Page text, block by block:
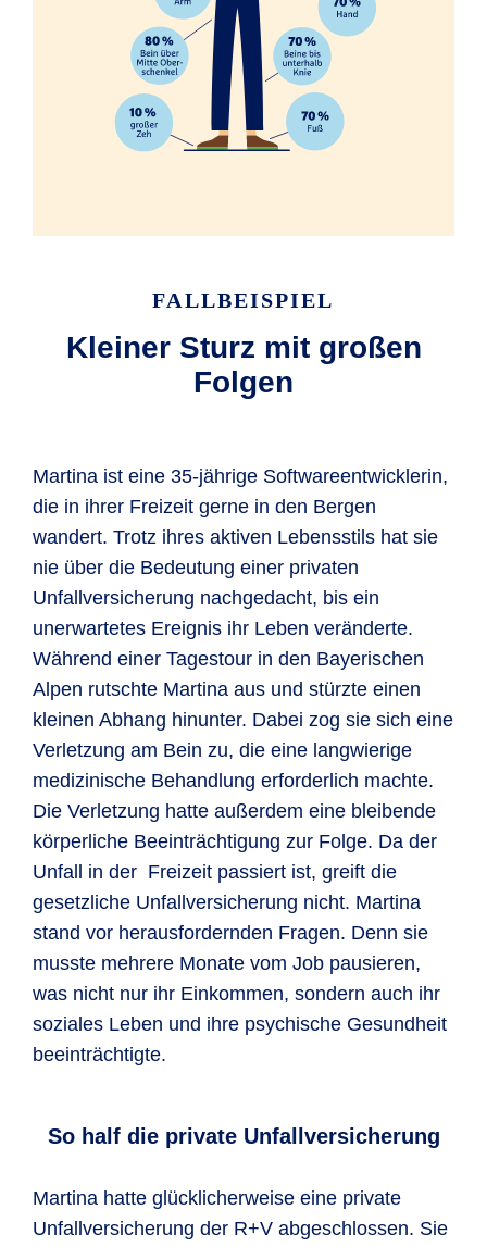
FALLBEISPIEL
Kleiner Sturz mit großen
Folgen
Martina ist eine 35-jährige Softwareentwicklerin,
die in ihrer Freizeit gerne in den Bergen
wandert. Trotz ihres aktiven Lebensstils hat sie
nie über die Bedeutung einer privaten
Unfallversicherung nachgedacht, bis ein
unerwartetes Ereignis ihr Leben veränderte.
Während einer Tagestour in den Bayerischen
Alpen rutschte Martina aus und stürzte einen
kleinen Abhang hinunter. Dabei zog sie sich eine
Verletzung am Bein zu, die eine langwierige
medizinische Behandlung erforderlich machte.
Die Verletzung hatte außerdem eine bleibende
körperliche Beeinträchtigung zur Folge. Da der
Unfall in der Freizeit passiert ist, greift die
gesetzliche Unfallversicherung nicht. Martina
stand vor herausfordernden Fragen. Denn sie
musste mehrere Monate vom Job pausieren,
was nicht nur ihr Einkommen, sondern auch ihr
soziales Leben und ihre psychische Gesundheit
beeinträchtigte.
So half die private Unfallversicherung
Martina hatte glücklicherweise eine private
Unfallversicherung der R+V abgeschlossen. Sie